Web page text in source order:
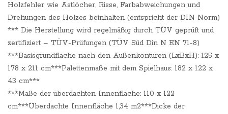
Holzfehler wie Astlöcher, Risse, Farbabweichungen und
Drehungen des Holzes beinhalten (entspricht der DIN Norm)
*** Die Herstellung wird regelmäßig durch TÜV geprüft und
zertifiziert – TÜV-Prüfungen (TÜV Süd Din N EN 71-8)
***Basisgrundfläche nach den Außenkonturen (LxBxH): 125 x
178 x 211 cm***Palettenmaße mit dem Spielhaus: 182 x 122 x
43 cm***
***Maße der überdachten Innenfläche: 110 x 122
cm***Überdachte Innenfläche 1,34 m2***Dicke der